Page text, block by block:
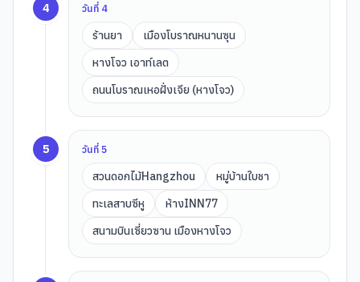
4 วันที่ 4
ร้านยา
เมืองโบราณหนานซุน
หางโจว เอาท์เลต
ถนนโบราณเหอฝั่งเจีย (หางโจว)
5 วันที่5
สวนดอกไม้Hangzhou
หมู่บ้านใบชา
ทะเลสาบซีหู
ห้างINN77
สนามบินเซี่ยวซาน เมืองหางโจว